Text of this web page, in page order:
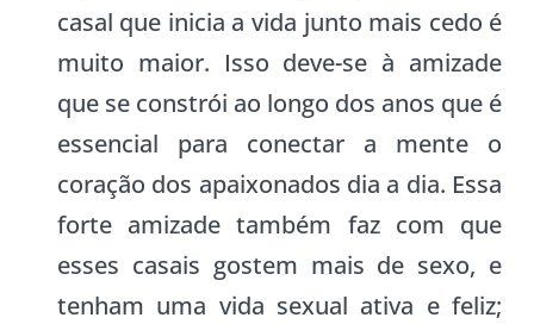
casal que inicia a vida junto mais cedo é
muito maior. Isso deve-se à amizade
que se constrói ao longo dos anos que é
essencial para conectar a mente o
coração dos apaixonados dia a dia. Essa
forte amizade também faz com que
esses casais gostem mais de sexo, e
tenham uma vida sexual ativa e feliz;